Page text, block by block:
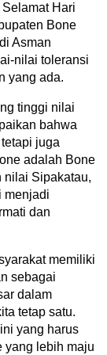
Hari
Bone
Asman
nilai toleransi
yang ada.
tinggi nilai
bahwa
juga
adalah Bone
nilai Sipakatau,
menjadi
dan
memiliki
sebagai
dalam
tetap satu.
yang harus
yang lebih maju